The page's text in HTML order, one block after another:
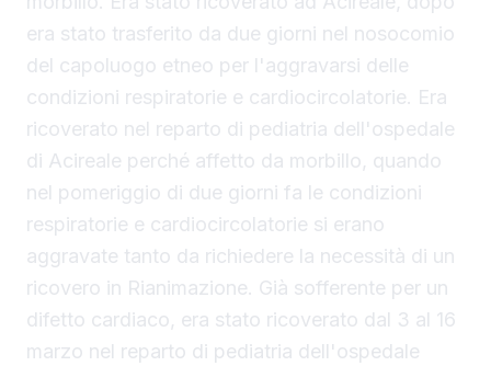
era stato trasferito da due giorni nel nosocomio
del capoluogo etneo per l'aggravarsi delle
condizioni respiratorie e cardiocircolatorie. Era
ricoverato nel reparto di pediatria dell'ospedale
di Acireale perché affetto da morbillo, quando
nel pomeriggio di due giorni fa le condizioni
respiratorie e cardiocircolatorie si erano
aggravate tanto da richiedere la necessità di un
ricovero in Rianimazione. Già sofferente per un
difetto cardiaco, era stato ricoverato dal 3 al 16
marzo nel reparto di pediatria dell'ospedale